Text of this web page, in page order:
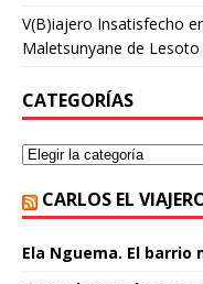
V(B)iajero Insatisfecho
Maletsunyane de Lesoto
CATEGORÍAS
CARLOS EL
Ela Nguema. El barrio